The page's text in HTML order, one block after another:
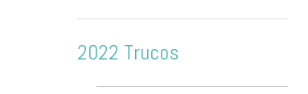
2022 Trucos